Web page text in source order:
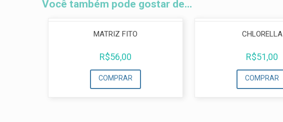
Você também pode gostar de…
MATRIZ FITO
R$56,00
COMPRAR
CHLORELLA
R$51,00
COMPRAR